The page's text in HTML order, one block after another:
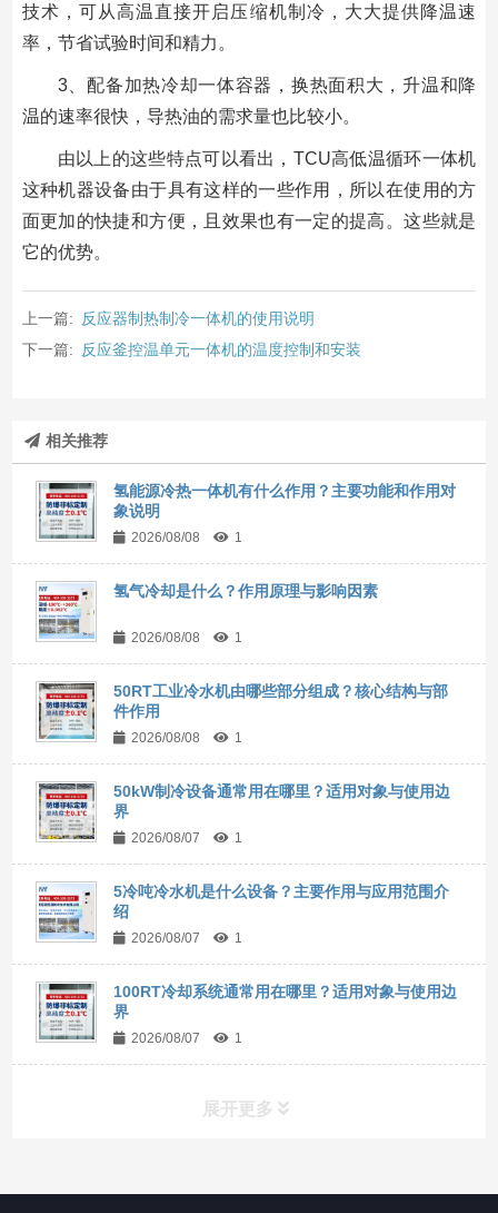
技术，可从高温直接开启压缩机制冷，大大提供降温速
率，节省试验时间和精力。
3、配备加热冷却一体容器，换热面积大，升温和降
温的速率很快，导热油的需求量也比较小。
由以上的这些特点可以看出，TCU高低温循环一体机
这种机器设备由于具有这样的一些作用，所以在使用的方
面更加的快捷和方便，且效果也有一定的提高。这些就是
它的优势。
上一篇:
反应器制热制冷一体机的使用说明
下一篇:
反应釜控温单元一体机的温度控制和安装
相关推荐
氢能源冷热一体机有什么作用？主要功能和作用对
象说明
2026/08/08 1
氢气冷却是什么？作用原理与影响因素
2026/08/08 1
50RT工业冷水机由哪些部分组成？核心结构与部
件作用
2026/08/08 1
50kW制冷设备通常用在哪里？适用对象与使用边
界
2026/08/07 1
5冷吨冷水机是什么设备？主要作用与应用范围介
绍
2026/08/07 1
100RT冷却系统通常用在哪里？适用对象与使用边
界
2026/08/07 1
展开更多